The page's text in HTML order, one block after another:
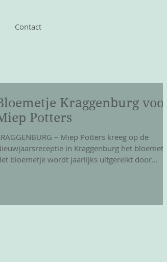
Contact
Kraggenburg voor
Potters
– Miep Potters kreeg op de
in Kraggenburg het bloemetje.
bloemetje wordt jaarlijks uitgereikt door...